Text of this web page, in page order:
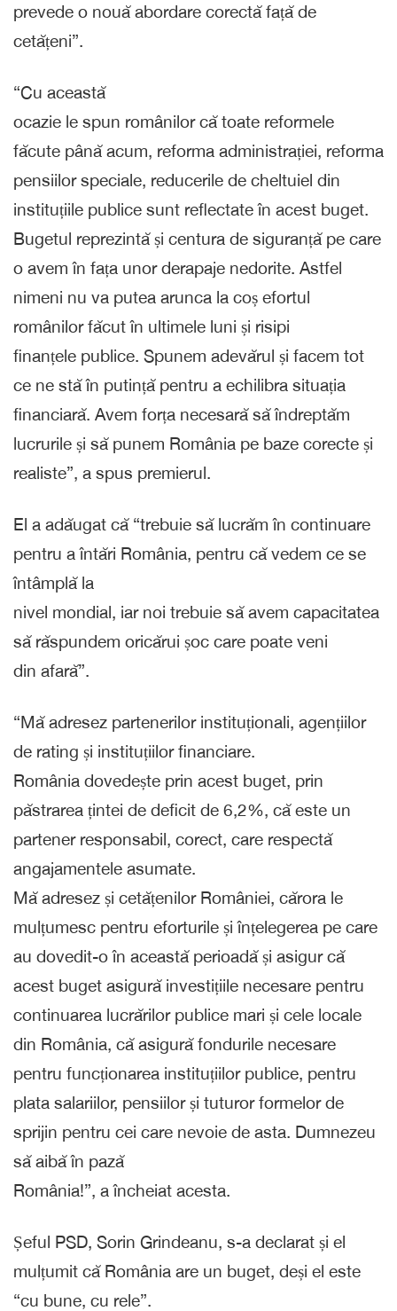
prevede o nouă abordare corectă față de
cetățeni”.
“Cu această
ocazie le spun românilor că toate reformele
făcute până acum, reforma administrației, reforma
pensiilor speciale, reducerile de cheltuiel din
instituțiile publice sunt reflectate în acest buget.
Bugetul reprezintă și centura de siguranță pe care
o avem în fața unor derapaje nedorite. Astfel
nimeni nu va putea arunca la coș efortul
românilor făcut în ultimele luni și risipi
finanțele publice. Spunem adevărul și facem tot
ce ne stă în putință pentru a echilibra situația
financiară. Avem forța necesară să îndreptăm
lucrurile și să punem România pe baze corecte și
realiste”, a spus premierul.
El a adăugat că “trebuie să lucrăm în continuare
pentru a întări România, pentru că vedem ce se
întâmplă la
nivel mondial, iar noi trebuie să avem capacitatea
să răspundem oricărui șoc care poate veni
din afară”.
“Mă adresez partenerilor instituționali, agențiilor
de rating și instituțiilor financiare.
România dovedește prin acest buget, prin
păstrarea țintei de deficit de 6,2%, că este un
partener responsabil, corect, care respectă
angajamentele asumate.
Mă adresez și cetățenilor României, cărora le
mulțumesc pentru eforturile și înțelegerea pe care
au dovedit-o în această perioadă și asigur că
acest buget asigură investițiile necesare pentru
continuarea lucrărilor publice mari și cele locale
din România, că asigură fondurile necesare
pentru funcționarea instituțiilor publice, pentru
plata salariilor, pensiilor și tuturor formelor de
sprijin pentru cei care nevoie de asta. Dumnezeu
să aibă în pază
România!”, a încheiat acesta.
Șeful PSD, Sorin Grindeanu, s-a declarat și el
mulțumit că România are un buget, deși el este
“cu bune, cu rele”.